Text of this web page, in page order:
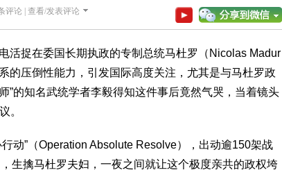
评论 | 查看/发表评论
活捉在委国长期执政的专制总统马杜罗（Nicolas Madur
的压倒性能力，引发国际高度关注，尤其是与马杜罗政
”的知名武统学者李毅得知这件事后竟然气哭，当着镜头
。
动”（Operation Absolute Resolve），出动逾150架战
生擒马杜罗夫妇，一夜之间就让这个极度亲共的政权垮